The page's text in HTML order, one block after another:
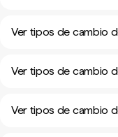
Ver tipos de cambio
Ver tipos de cambio
Ver tipos de cambio